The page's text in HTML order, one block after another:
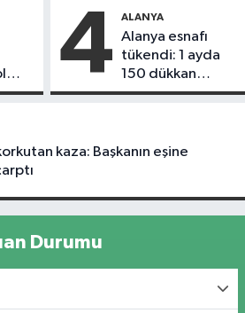
4 ALANYA
Alanya esnafı
tükendi: 1 ayda
150 dükkan
kapandı
kaza: Başkanın eşine
Durumu